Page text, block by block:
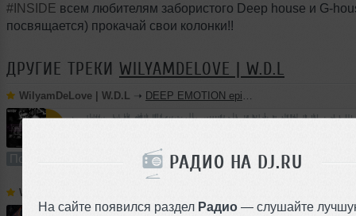
РАДИО НА DJ.RU
На сайте появился раздел Радио — слушайте
#INSIDE всем любителям забористого Deep house и G-
посвящается) прокачай свои колонки!!
ДРУГИЕ ТРЕКИ WILYAMDELOVE | W.D.L
WilyamDeLove | W.D.L ➝ DEEP EMOTION episode #4
Подкаст В плейлист (в 10 плейлистах)
WilyamDeLove | W.D.L